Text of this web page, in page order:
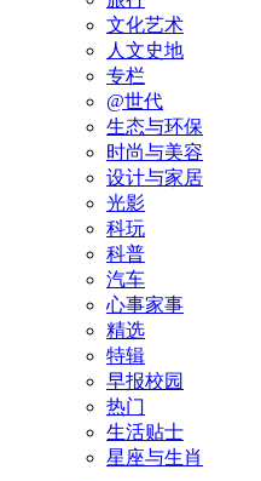
文化艺术
人文史地
专栏
@世代
生态与环保
时尚与美容
设计与家居
光影
科玩
科普
汽车
心事家事
精选
特辑
早报校园
热门
生活贴士
星座与生肖